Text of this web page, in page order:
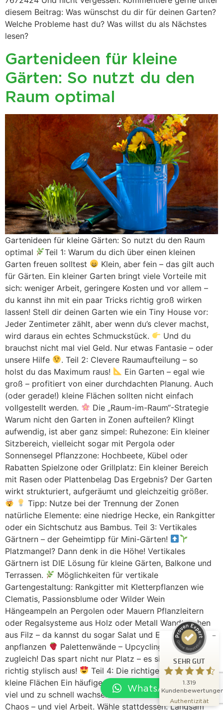
diesem Beitrag: Was wünschst du dir für deinen Garten?
Welche Probleme hast du? Was willst du als Nächstes
lesen?
Gartenideen für kleine
Gärten: So nutzt du den
Raum optimal
Gartenideen für kleine Gärten: So nutzt du den Raum
optimal
Teil 1: Warum du dich über einen kleinen
Garten freuen solltest
Klein, aber fein – das gilt auch
für Gärten. Ein kleiner Garten bringt viele Vorteile mit
sich: weniger Arbeit, geringere Kosten und vor allem –
du kannst ihn mit ein paar Tricks richtig groß wirken
lassen! Stell dir deinen Garten wie ein Tiny House vor:
Jeder Zentimeter zählt, aber wenn du’s clever machst,
wird daraus ein echtes Schmuckstück.
Und du
brauchst nicht mal viel Geld. Nur etwas Fantasie – oder
unsere Hilfe
. Teil 2: Clevere Raumaufteilung – so
holst du das Maximum raus!
Ein Garten – egal wie
groß – profitiert von einer durchdachten Planung. Auch
(oder gerade!) kleine Flächen sollten nicht einfach
vollgestellt werden.
Die „Raum-im-Raum“-Strategie
Warum nicht den Garten in Zonen aufteilen? Klingt
aufwendig, ist aber ganz simpel: Ruhezone: Ein kleiner
Sitzbereich, vielleicht sogar mit Pergola oder
Sonnensegel Pflanzzone: Hochbeete, Kübel oder
Rabatten Spielzone oder Grillplatz: Ein kleiner Bereich
mit Rasen oder Plattenbelag Das Ergebnis? Der Garten
wirkt strukturiert, aufgeräumt und gleichzeitig größer.
Tipp: Nutze bei der Trennung der Zonen
natürliche Elemente: eine niedrige Hecke, ein Rankgitter
oder ein Sichtschutz aus Bambus. Teil 3: Vertikales
Gärtnern – der Geheimtipp für Mini-Gärten!
Platzmangel? Dann denk in die Höhe! Vertikales
Gärtnern ist DIE Lösung für kleine Gärten, Balkone und
Terrassen.
Möglichkeiten für vertikale
Gartengestaltung: Rankgitter mit Kletterpflanzen wie
Clematis, Passionsblume oder Wilder Wein
Hängeampeln an Pergolen oder Mauern Pflanzleitern
oder Regalsysteme aus Holz oder Metall Wandtaschen
aus Filz – da kannst du sogar Salat und Erdbeeren
anpflanzen
Palettenwände – Upcycling und praktisch
zugleich! Das spart nicht nur Platz – es sieht auch
richtig stylisch aus!
Teil 4: Die richtigen Pflanzen für
kleine Flächen Ein häufiger Fehler in kleinen Gärten: zu
viel und zu schnell wachsendes Grün. Das führt zu
Chaos – und viel Arbeit. Wähle stattdessen: Langsam
WhatsApp Chat
SEHR GUT
1.319
Authentizität
Kundenbewertungen und Erfahrungen zu
Klaus Staudinger
Empfehlungen auf
ProvenExpert.com
SEHR GUT
4,73
/
5,00
756
Bewertungen auf
ProvenExpert.com
563
Bewertungen von
2
anderen Quellen
Blick aufs ProvenExpert-Profil werfen
03.08.2026